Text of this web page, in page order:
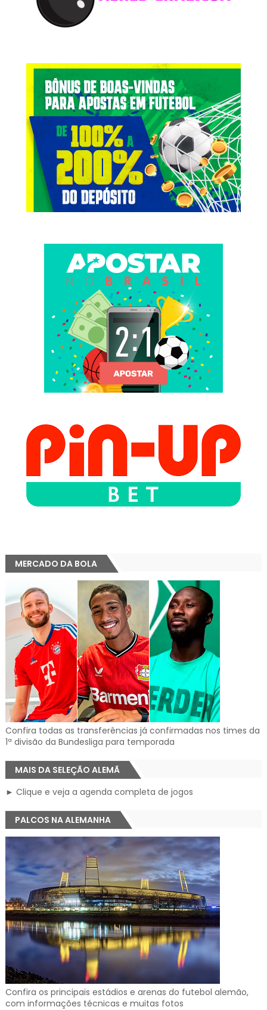
MERCADO DA BOLA
Confira todas as transferências já confirmadas nos times da
1ª divisão da Bundesliga para temporada
MAIS DA SELEÇÃO ALEMÃ
► Clique e veja a agenda completa de jogos
PALCOS NA ALEMANHA
Confira os principais estádios e arenas do futebol alemão,
com informações técnicas e muitas fotos